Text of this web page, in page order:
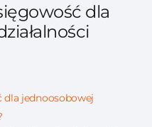
dla
dla jednoosobowej